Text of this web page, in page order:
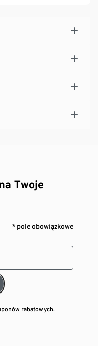
Twoje
* pole obowiązkowe
rabatowych.